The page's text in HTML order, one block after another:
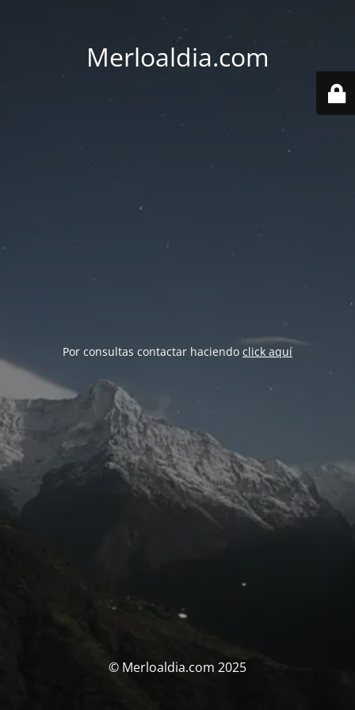
Merloaldia.com
Por consultas contactar haciendo click aquí
© Merloaldia.com 2025